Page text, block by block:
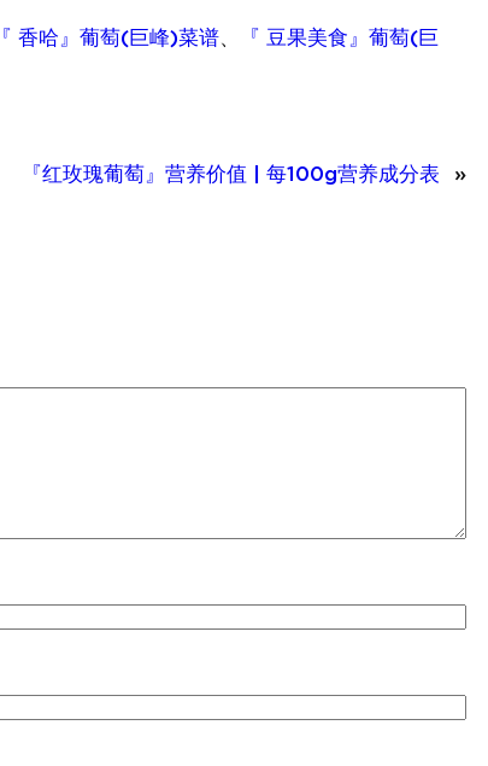
『 香哈』葡萄(巨峰)菜谱、
『 豆果美食』葡萄(巨
『红玫瑰葡萄』营养价值 | 每100g营养成分表 »